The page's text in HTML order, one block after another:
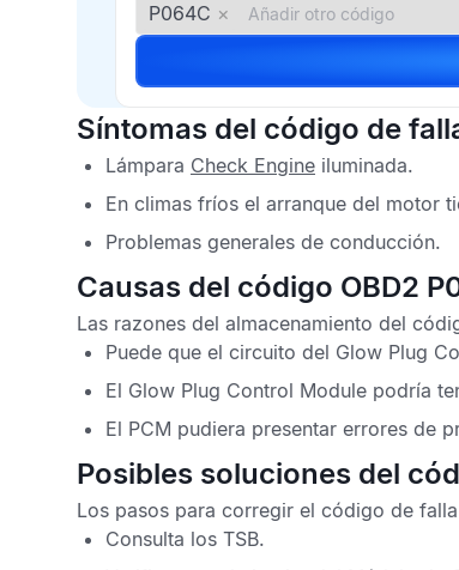
P064C ×
Síntomas del código de
Lámpara Check Engine iluminada.
En climas fríos el arranque del motor
Problemas generales de conducción.
Causas del código OBD2
Las razones del almacenamiento del
Puede que el circuito del Glow Plug
El Glow Plug Control Module podría
El PCM pudiera presentar errores de
Posibles soluciones del
Los pasos para corregir el código de
Consulta los TSB.